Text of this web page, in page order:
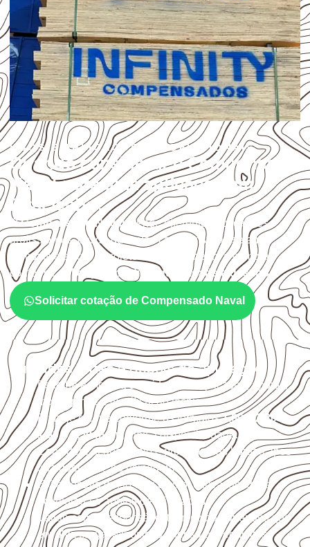
USOS E APLICAÇÕES PROFISSIONAIS
Quando considerar o Compensado
Naval para uma aplicação em
Piracicaba?
OCompensado Navalatende diferentes aplicações
profissionais, desde que suas características sejam
compatíveis com o projeto. A Infinity orienta a compra
conformeaplicação, medida, quantidade e destino.
Solicitar cotação de Compensado Naval
Cuidados antes e depois da aplicação
Escolha a medida considerando aplicação, apoios,
montagem e especificação técnica.
Planeje o corte conforme os formatos1,60 × 2,20 m e
1,60 × 2,50 m, sujeitos à disponibilidade.
Considere acabamento e proteção das bordas após
qualquer corte ou usinagem.
Evite contato direto com o solo, chuva, umidade
acumulada e apoios desnivelados.
Valide com o responsável técnico qualquer uso que
envolva carga, exposição intensa ou requisitos